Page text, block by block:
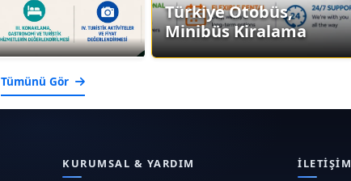
Türkiye Otobüs,
Minibüs Kiralama
Tümünü Gör
KURUMSAL & YARDIM İLETIŞIM